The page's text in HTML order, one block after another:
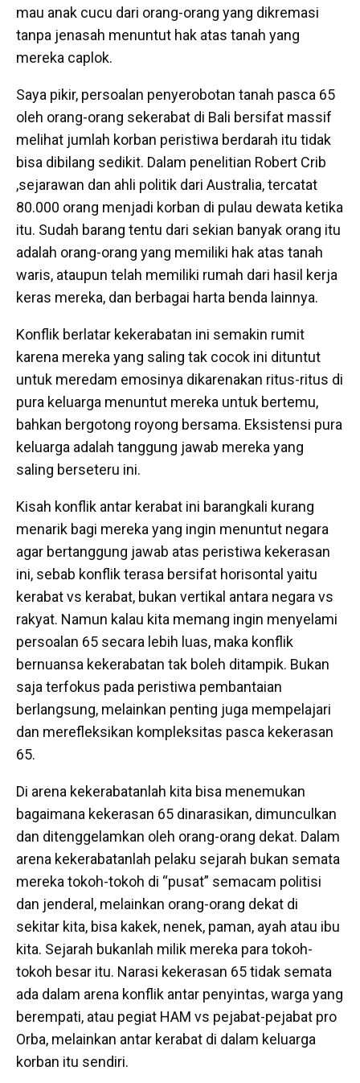
mau anak cucu dari orang-orang yang dikremasi
tanpa jenasah menuntut hak atas tanah yang
mereka caplok.
Saya pikir, persoalan penyerobotan tanah pasca 65
oleh orang-orang sekerabat di Bali bersifat massif
melihat jumlah korban peristiwa berdarah itu tidak
bisa dibilang sedikit. Dalam penelitian Robert Crib
,sejarawan dan ahli politik dari Australia, tercatat
80.000 orang menjadi korban di pulau dewata ketika
itu. Sudah barang tentu dari sekian banyak orang itu
adalah orang-orang yang memiliki hak atas tanah
waris, ataupun telah memiliki rumah dari hasil kerja
keras mereka, dan berbagai harta benda lainnya.
Konflik berlatar kekerabatan ini semakin rumit
karena mereka yang saling tak cocok ini dituntut
untuk meredam emosinya dikarenakan ritus-ritus di
pura keluarga menuntut mereka untuk bertemu,
bahkan bergotong royong bersama. Eksistensi pura
keluarga adalah tanggung jawab mereka yang
saling berseteru ini.
Kisah konflik antar kerabat ini barangkali kurang
menarik bagi mereka yang ingin menuntut negara
agar bertanggung jawab atas peristiwa kekerasan
ini, sebab konflik terasa bersifat horisontal yaitu
kerabat vs kerabat, bukan vertikal antara negara vs
rakyat. Namun kalau kita memang ingin menyelami
persoalan 65 secara lebih luas, maka konflik
bernuansa kekerabatan tak boleh ditampik. Bukan
saja terfokus pada peristiwa pembantaian
berlangsung, melainkan penting juga mempelajari
dan merefleksikan kompleksitas pasca kekerasan
65.
Di arena kekerabatanlah kita bisa menemukan
bagaimana kekerasan 65 dinarasikan, dimunculkan
dan ditenggelamkan oleh orang-orang dekat. Dalam
arena kekerabatanlah pelaku sejarah bukan semata
mereka tokoh-tokoh di “pusat” semacam politisi
dan jenderal, melainkan orang-orang dekat di
sekitar kita, bisa kakek, nenek, paman, ayah atau ibu
kita. Sejarah bukanlah milik mereka para tokoh-
tokoh besar itu. Narasi kekerasan 65 tidak semata
ada dalam arena konflik antar penyintas, warga yang
berempati, atau pegiat HAM vs pejabat-pejabat pro
Orba, melainkan antar kerabat di dalam keluarga
korban itu sendiri.